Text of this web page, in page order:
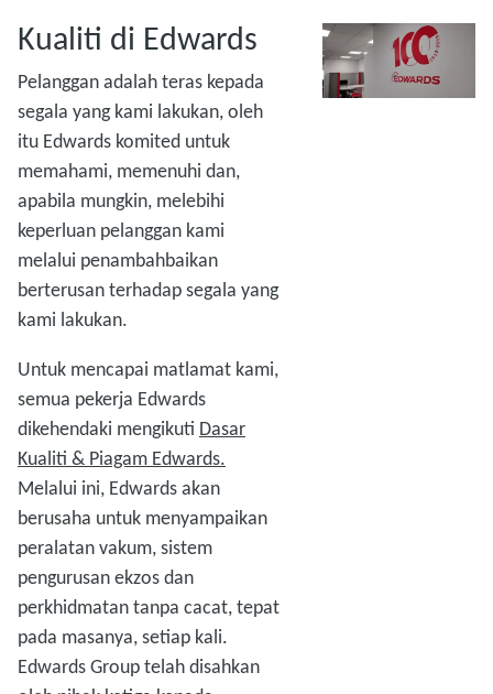
Kualiti di Edwards
Pelanggan adalah teras kepada
segala yang kami lakukan, oleh
itu Edwards komited untuk
memahami, memenuhi dan,
apabila mungkin, melebihi
keperluan pelanggan kami
melalui penambahbaikan
berterusan terhadap segala yang
kami lakukan.
Untuk mencapai matlamat kami,
semua pekerja Edwards
dikehendaki mengikuti Dasar
Kualiti & Piagam Edwards.
Melalui ini, Edwards akan
berusaha untuk menyampaikan
peralatan vakum, sistem
pengurusan ekzos dan
perkhidmatan tanpa cacat, tepat
pada masanya, setiap kali.
Edwards Group telah disahkan